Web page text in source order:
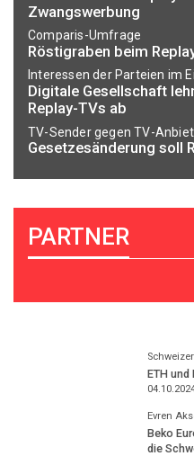
Zwangswerbung
Comparis-Umfrage
Röstigraben beim
Interessen der Parteien im
Digitale Gesellschaft
Replay-TVs ab
TV-Sender gegen TV-
Gesetzesänderung soll
PARTNER
ETH und
Evren
Beko
die